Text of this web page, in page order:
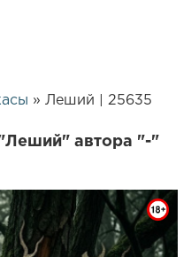
» Леший | 25635
автора "-"